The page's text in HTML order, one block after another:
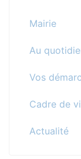
Mairie
Au
Vos
Cadre de
Actualité